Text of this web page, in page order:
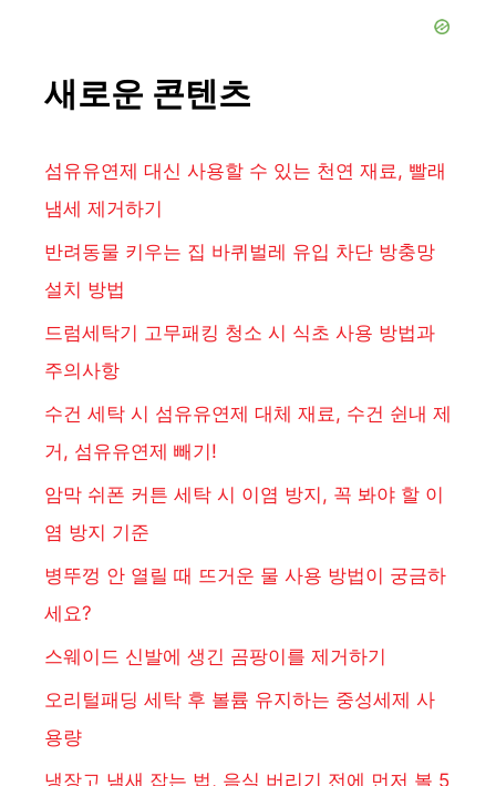
새로운 콘텐츠
섬유유연제 대신 사용할 수 있는 천연 재료, 빨래
냄세 제거하기
반려동물 키우는 집 바퀴벌레 유입 차단 방충망
설치 방법
드럼세탁기 고무패킹 청소 시 식초 사용 방법과
주의사항
수건 세탁 시 섬유유연제 대체 재료, 수건 쉰내 제
거, 섬유유연제 빼기!
암막 쉬폰 커튼 세탁 시 이염 방지, 꼭 봐야 할 이
염 방지 기준
병뚜껑 안 열릴 때 뜨거운 물 사용 방법이 궁금하
세요?
스웨이드 신발에 생긴 곰팡이를 제거하기
오리털패딩 세탁 후 볼륨 유지하는 중성세제 사
용량
냉장고 냄새 잡는 법, 음식 버리기 전에 먼저 볼 5